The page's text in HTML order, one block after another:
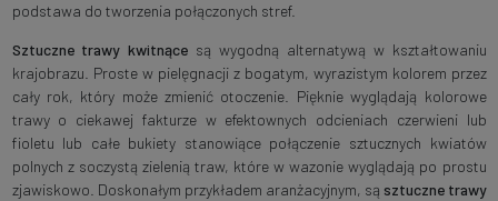
podstawa do tworzenia połączonych stref.
Sztuczne trawy kwitnące są wygodną alternatywą w kształtowaniu
krajobrazu. Proste w pielęgnacji z bogatym, wyrazistym kolorem przez
cały rok, który może zmienić otoczenie. Pięknie wyglądają kolorowe
trawy o ciekawej fakturze w efektownych odcieniach czerwieni lub
fioletu lub całe bukiety stanowiące połączenie sztucznych kwiatów
polnych z soczystą zielenią traw, które w wazonie wyglądają po prostu
zjawiskowo. Doskonałym przykładem aranżacyjnym, są sztuczne trawy